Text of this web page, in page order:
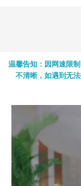
温馨告知：因网速限
不清晰，如遇到无